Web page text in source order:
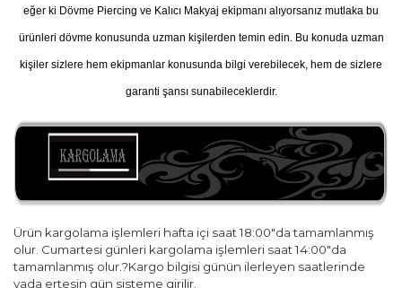
eğer ki Dövme Piercing ve Kalıcı Makyaj ekipmanı alıyorsanız mutlaka bu
ürünleri dövme konusunda uzman kişilerden temin edin. Bu konuda uzman
kişiler sizlere hem ekipmanlar konusunda bilgi verebilecek, hem de sizlere
garanti şansı sunabileceklerdir.
Ürün kargolama işlemleri hafta içi saat 18:00"da tamamlanmış
olur. Cumartesi günleri kargolama işlemleri saat 14:00"da
tamamlanmış olur.?Kargo bilgisi günün ilerleyen saatlerinde
yada ertesin gün sisteme girilir.